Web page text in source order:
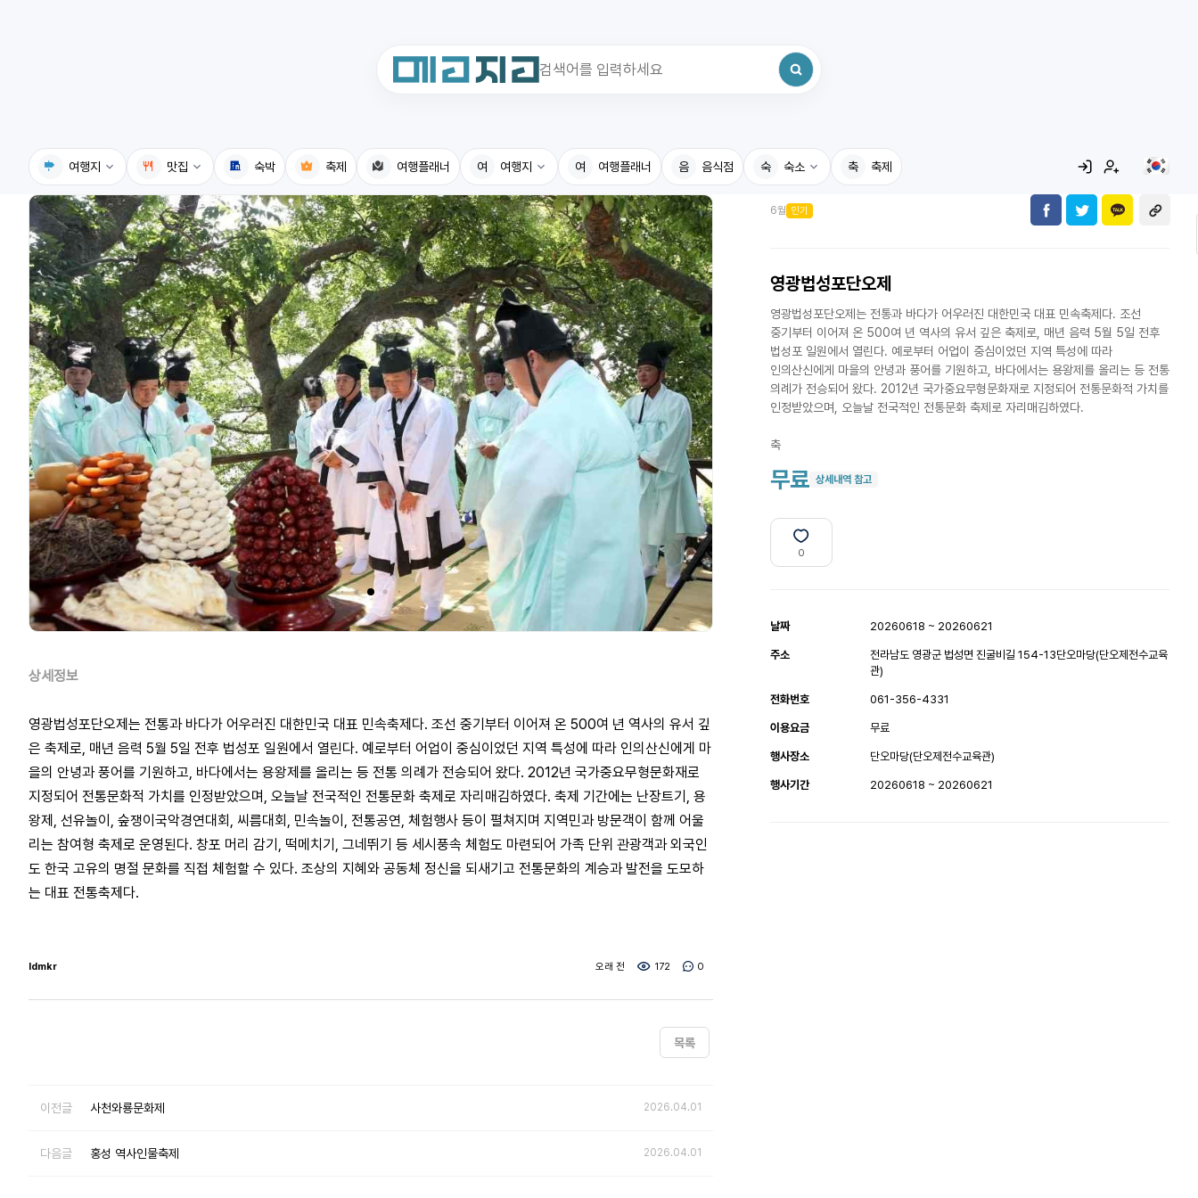
여행지
국내여행지
휴게소
전기충전소
식물도감
맛집
국내맛집
고수의레시피
음식용어사전
숙박 축제 여행플래너 여 여행지
국내여행지
휴게소
전기충전소
식물도감
여 여행플래너 음 음식점 숙 숙소
음식용어사전
축 축제
최근 검색어가 없습니다.
6월 인기
영광법성포단오제
영광법성포단오제는 전통과 바다가 어우러진 대한민국 대표 민속축제다. 조선
중기부터 이어져 온 500여 년 역사의 유서 깊은 축제로, 매년 음력 5월 5일 전후
법성포 일원에서 열린다. 예로부터 어업이 중심이었던 지역 특성에 따라
인의산신에게 마을의 안녕과 풍어를 기원하고, 바다에서는 용왕제를 올리는 등 전통
의례가 전승되어 왔다. 2012년 국가중요무형문화재로 지정되어 전통문화적 가치를
인정받았으며, 오늘날 전국적인 전통문화 축제로 자리매김하였다.
축
무료 상세내역 참고
0
날짜 20260618 ~ 20260621
주소
전라남도 영광군 법성면 진굴비길 154-13단오마당(단오제전수교육
관)
전화번호 061-356-4331
이용요금 무료
행사장소 단오마당(단오제전수교육관)
행사기간 20260618 ~ 20260621
상세정보
영광법성포단오제는 전통과 바다가 어우러진 대한민국 대표 민속축제다. 조선 중기부터 이어져 온 500여 년 역사의 유서 깊
은 축제로, 매년 음력 5월 5일 전후 법성포 일원에서 열린다. 예로부터 어업이 중심이었던 지역 특성에 따라 인의산신에게 마
을의 안녕과 풍어를 기원하고, 바다에서는 용왕제를 올리는 등 전통 의례가 전승되어 왔다. 2012년 국가중요무형문화재로
지정되어 전통문화적 가치를 인정받았으며, 오늘날 전국적인 전통문화 축제로 자리매김하였다. 축제 기간에는 난장트기, 용
왕제, 선유놀이, 숲쟁이국악경연대회, 씨름대회, 민속놀이, 전통공연, 체험행사 등이 펼쳐지며 지역민과 방문객이 함께 어울
리는 참여형 축제로 운영된다. 창포 머리 감기, 떡메치기, 그네뛰기 등 세시풍속 체험도 마련되어 가족 단위 관광객과 외국인
도 한국 고유의 명절 문화를 직접 체험할 수 있다. 조상의 지혜와 공동체 정신을 되새기고 전통문화의 계승과 발전을 도모하
는 대표 전통축제다.
ldmkr 오래 전 172 0
목록
이전글 사천와룡문화제 2026.04.01
다음글 홍성 역사인물축제 2026.04.01